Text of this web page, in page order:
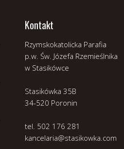
Kontakt
Rzymskokatolicka Parafia
p.w. Św. Józefa Rzemieślnika
w Stasikówce
Stasikówka 35B
34-520 Poronin
tel. 502 176 281
kancelaria@stasikowka.com